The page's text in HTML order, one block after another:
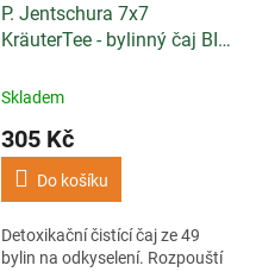
P. Jentschura 7x7
KräuterTee - bylinný čaj BIO
Skladem
305 Kč
Do košíku
Detoxikační čistící čaj ze 49
bylin na odkyselení. Rozpouští